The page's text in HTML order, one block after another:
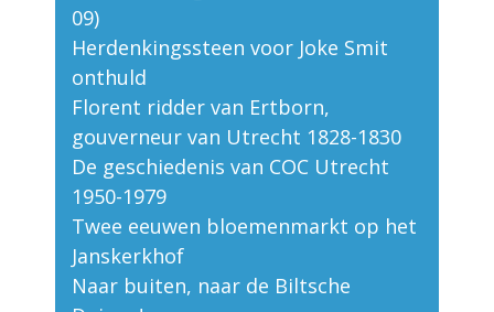
09)
Herdenkingssteen voor Joke Smit
onthuld
Florent ridder van Ertborn,
gouverneur van Utrecht 1828-1830
De geschiedenis van COC Utrecht
1950-1979
Twee eeuwen bloemenmarkt op het
Janskerkhof
Naar buiten, naar de Biltsche